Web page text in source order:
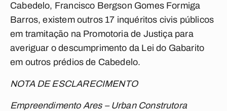
Cabedelo, Francisco Bergson Gomes Formiga
Barros, existem outros 17 inquéritos civis públicos
em tramitação na Promotoria de Justiça para
averiguar o descumprimento da Lei do Gabarito
em outros prédios de Cabedelo.
NOTA DE ESCLARECIMENTO
Empreendimento Ares – Urban Construtora